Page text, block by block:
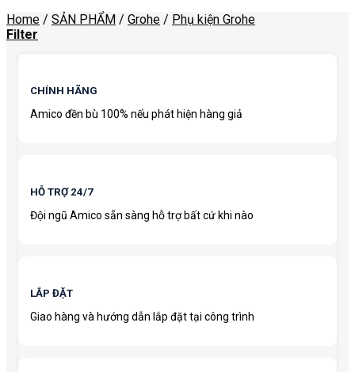
Home / SẢN PHẨM / Grohe / Phụ kiện Grohe
Filter
CHÍNH HÃNG
Amico đền bù 100% nếu phát hiện hàng giả
HỖ TRỢ 24/7
Đội ngũ Amico sẵn sàng hỗ trợ bất cứ khi nào
LẮP ĐẶT
Giao hàng và hướng dẫn lắp đặt tại công trình